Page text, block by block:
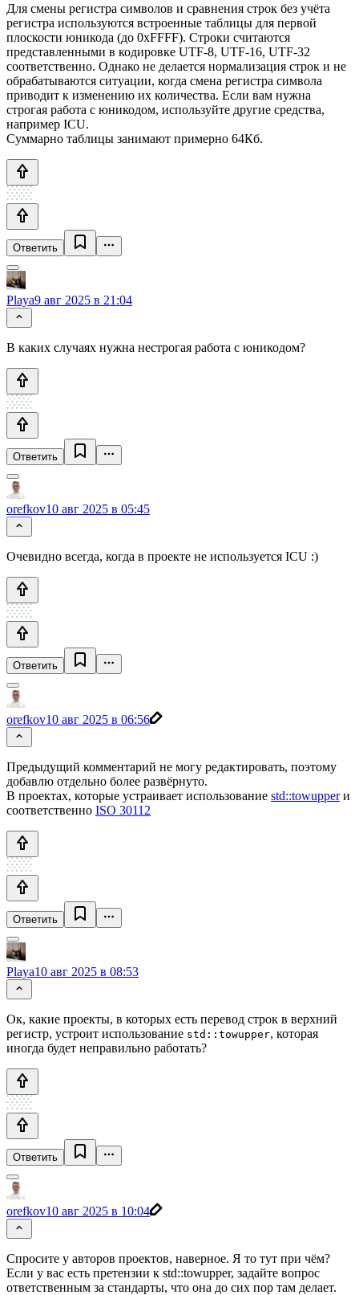
Для смены регистра символов и сравнения строк без учёта
регистра используются встроенные таблицы для первой
плоскости юникода (до 0xFFFF). Строки считаются
представленными в кодировке UTF-8, UTF-16, UTF-32
соответственно. Однако не делается нормализация строк и не
обрабатываются ситуации, когда смена регистра символа
приводит к изменению их количества. Если вам нужна
строгая работа с юникодом, используйте другие средства,
например ICU.
Суммарно таблицы занимают примерно 64Кб.
Ответить
Playa9 авг 2025 в 21:04
В каких случаях нужна нестрогая работа с юникодом?
Ответить
orefkov10 авг 2025 в 05:45
Очевидно всегда, когда в проекте не используется ICU :)
Ответить
orefkov10 авг 2025 в 06:56
Предыдущий комментарий не могу редактировать, поэтому
добавлю отдельно более развёрнуто.
В проектах, которые устраивает использование std::towupperи
соответственно ISO 30112
Ответить
Playa10 авг 2025 в 08:53
Ок, какие проекты, в которых есть перевод строк в верхний
регистр, устроит использование std::towupper, которая
иногда будет неправильно работать?
Ответить
orefkov10 авг 2025 в 10:04
Спросите у авторов проектов, наверное. Я то тут при чём?
Если у вас есть претензии к std::towupper, задайте вопрос
ответственным за стандарты, что она до сих пор там делает.